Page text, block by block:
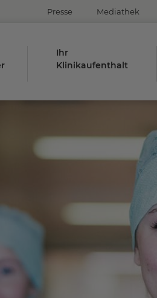
Presse Mediathek
Ihr
Klinikaufenthalt